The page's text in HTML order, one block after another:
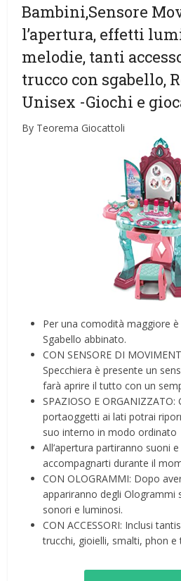
Bambini,Sensore
l’apertura, effetti
melodie, tanti
trucco con sgabello,
Unisex -Giochi e
By Teorema Giocattoli
Per una comodità maggiore
Sgabello abbinato.
CON SENSORE DI
Specchiera è presente un
farà aprire il tutto con un
SPAZIOSO E
portaoggetti ai lati potrai
suo interno in modo ordinato
All’apertura partiranno suoni
accompagnarti durante il
CON OLOGRAMMI: Dopo
appariranno degli Ologrammi
sonori e luminosi.
CON ACCESSORI: Inclusi
trucchi, gioielli, smalti, phon